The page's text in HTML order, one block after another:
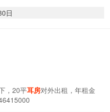
日
，20平耳房对外出租，年租金